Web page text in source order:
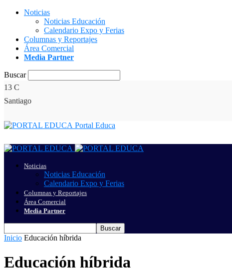
Noticias
Noticias Educación
Calendario Expo y Ferias
Columnas y Reportajes
Área Comercial
Media Partner
Buscar
13 C
Santiago
Portal Educa
Noticias
Noticias Educación
Calendario Expo y Ferias
Columnas y Reportajes
Área Comercial
Media Partner
Inicio Educación híbrida
Educación híbrida